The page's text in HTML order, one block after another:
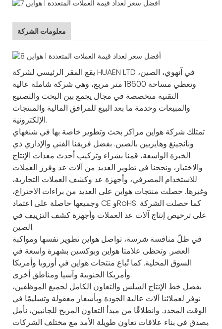
معلومات الشركة
يقع المقر الرئيسي لشركة HUAEN LTD في آنهوي، الصين،
وتغطي مساحة 18600 متر مربع، وهي شركة شاملة عالية
التقنية متخصصة في مجال يجمع بين البحث والتصنيع
والمبيعات وخدمة ما بعد البيع للمرافق المالية والمنتجات
الإلكترونية.
تمتلك شركة هواين مراكز بحث وتطوير خاصة بها في شنغهاي
ونانجينغ وهايربين بالصين. بفضل فريقنا الفني والإداري ذي
الخبرة الواسعة، قمنا بشراء وتركيب أحدث معدات الإنتاج
والاختبار، ونجحنا في تطوير العديد من آلات عد وفرز العملات
للاستخدام المصرفي، وأجهزة عد وكشف العملات التجارية،
وغيرها. حصلت منتجات هواين على العديد من براءات الاختراع،
وجميعها حاصلة على اعتماد CE وRoHS. كما حصلت الشركة
على ترخيص إنتاج آلات عد العملات وأجهزة كشف التزييف في
الصين.
في ظلّ منافسة شرسة، تواصل هواين تطوير نفسها ومواكبة
العصر. وتحظى علامتا هواين وبوكسين بشهرة واسعة في
السوق المحلية. كما تُباع منتجات هواين في أوروبا وأمريكا
وأمريكا الجنوبية وآسيا ومناطق أخرى.
بفضل خط الإنتاج السلس والتعاون الكامل لجميع الموظفين،
نوفر لعملائنا آلات عالية الجودة وبأسعار معقولة وتسليمًا في
الوقت المحدد. وانطلاقًا من مبدأ التعاون المربح للجانبين، نأمل
بصدق في بناء علاقات تعاون طويلة الأمد مع مختلف الشركات.